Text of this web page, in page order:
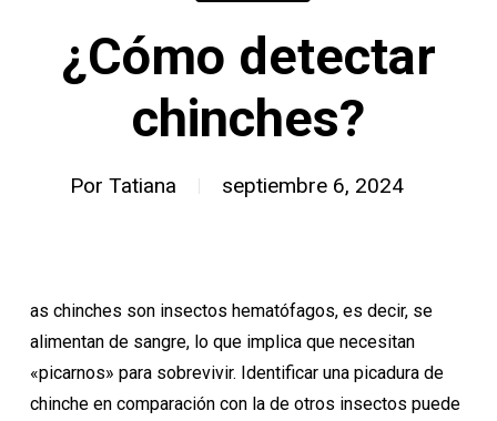
¿Cómo detectar
chinches?
Por Tatiana septiembre 6, 2024
as chinches son insectos hematófagos, es decir, se
alimentan de sangre, lo que implica que necesitan
«picarnos» para sobrevivir. Identificar una picadura de
chinche en comparación con la de otros insectos puede